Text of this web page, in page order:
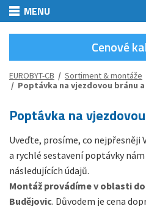
MENU
Cenové
EUROBYT-CB / Sortiment & montáže
/ Poptávka na vjezdovou bránu
Poptávka na
Uveďte, prosíme, co nejpřesněji
a rychlé sestavení poptávky
následujících údajů.
Montáž provádíme v oblasti do
Budějovic. Důvodem je cena